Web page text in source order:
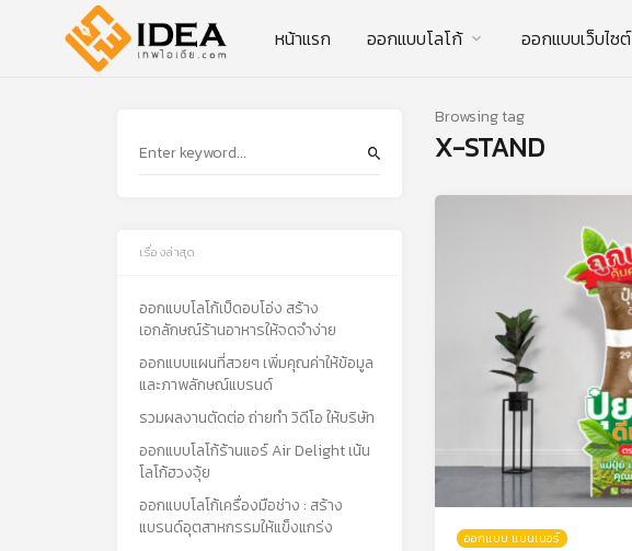
หน้าแรก ออกแบบโลโก้ ออกแบบเว็บไซต์
Browsing tag
X-STAND
ออกแบบ แบนเนอร์
เรื่องล่าสุด
ออกแบบโลโก้เป็ดอบโอ่ง สร้าง
เอกลักษณ์ร้านอาหารให้จดจำง่าย
ออกแบบแผนที่สวยๆ เพิ่มคุณค่าให้ข้อมูล
และภาพลักษณ์แบรนด์
รวมผลงานตัดต่อ ถ่ายทำ วิดีโอ ให้บริษัท
ออกแบบโลโก้ร้านแอร์ Air Delight เน้น
โลโก้ฮวงจุ้ย
ออกแบบโลโก้เครื่องมือช่าง : สร้าง
แบรนด์อุตสาหกรรมให้แข็งแกร่ง